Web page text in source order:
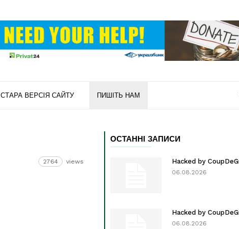
СТАРА ВЕРСІЯ САЙТУ ПИШІТЬ НАМ
2764 views
ОСТАННІ ЗАПИСИ
Hacked by
06.08.2026
Hacked by
06.08.2026